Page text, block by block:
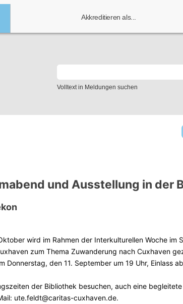
Akkreditieren als...
Volltext in Meldungen suchen
und Ausstellung in der
wird im Rahmen der Interkulturellen Woche im
zum Thema Zuwanderung nach Cuxhaven
den 11. September um 19 Uhr, Einlass
der Bibliothek besuchen, auch eine begleitete
ute.feldt@caritas-cuxhaven.de.